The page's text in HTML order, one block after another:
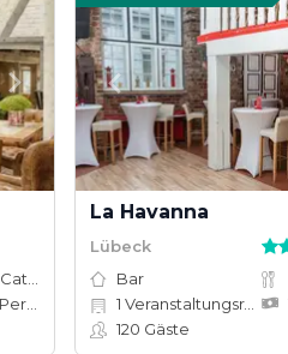
La Havanna
Lübeck
Bar
1 Veranstaltungsräume
120 Gäste